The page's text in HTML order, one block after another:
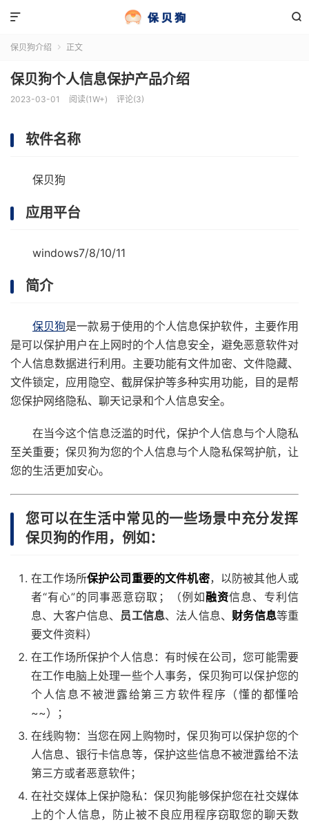


保贝狗介绍  正文
保贝狗个人信息保护产品介绍
2023-03-01 阅读(1W+) 评论(3)
软件名称
保贝狗
应用平台
windows7/8/10/11
简介
保贝狗是一款易于使用的个人信息保护软件，主要作用
是可以保护用户在上网时的个人信息安全，避免恶意软件对
个人信息数据进行利用。主要功能有文件加密、文件隐藏、
文件锁定，应用隐空、截屏保护等多种实用功能，目的是帮
您保护网络隐私、聊天记录和个人信息安全。
在当今这个信息泛滥的时代，保护个人信息与个人隐私
至关重要；保贝狗为您的个人信息与个人隐私保驾护航，让
您的生活更加安心。
您可以在生活中常见的一些场景中充分发挥
保贝狗的作用，例如：
在工作场所保护公司重要的文件机密，以防被其他人或
者“有心”的同事恶意窃取；（例如融资信息、专利信
息、大客户信息、 员工信息、法人信息、 财务信息等重
要文件资料）
在工作场所保护个人信息：有时候在公司，您可能需要
在工作电脑上处理一些个人事务，保贝狗可以保护您的
个人信息不被泄露给第三方软件程序（懂的都懂哈
~~）；
在线购物：当您在网上购物时，保贝狗可以保护您的个
人信息、银行卡信息等，保护这些信息不被泄露给不法
第三方或者恶意软件；
在社交媒体上保护隐私：保贝狗能够保护您在社交媒体
上的个人信息，防止被不良应用程序窃取您的聊天数